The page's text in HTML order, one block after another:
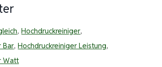
, Hochdruckreiniger,
Bar, Hochdruckreiniger Leistung,
Watt